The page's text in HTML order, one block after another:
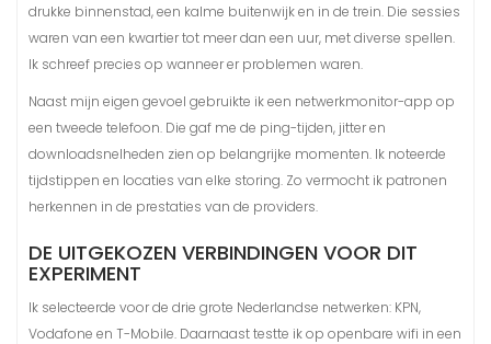
drukke binnenstad, een kalme buitenwijk en in de trein. Die sessies
waren van een kwartier tot meer dan een uur, met diverse spellen.
Ik schreef precies op wanneer er problemen waren.
Naast mijn eigen gevoel gebruikte ik een netwerkmonitor-app op
een tweede telefoon. Die gaf me de ping-tijden, jitter en
downloadsnelheden zien op belangrijke momenten. Ik noteerde
tijdstippen en locaties van elke storing. Zo vermocht ik patronen
herkennen in de prestaties van de providers.
DE UITGEKOZEN VERBINDINGEN VOOR DIT
EXPERIMENT
Ik selecteerde voor de drie grote Nederlandse netwerken: KPN,
Vodafone en T-Mobile. Daarnaast testte ik op openbare wifi in een